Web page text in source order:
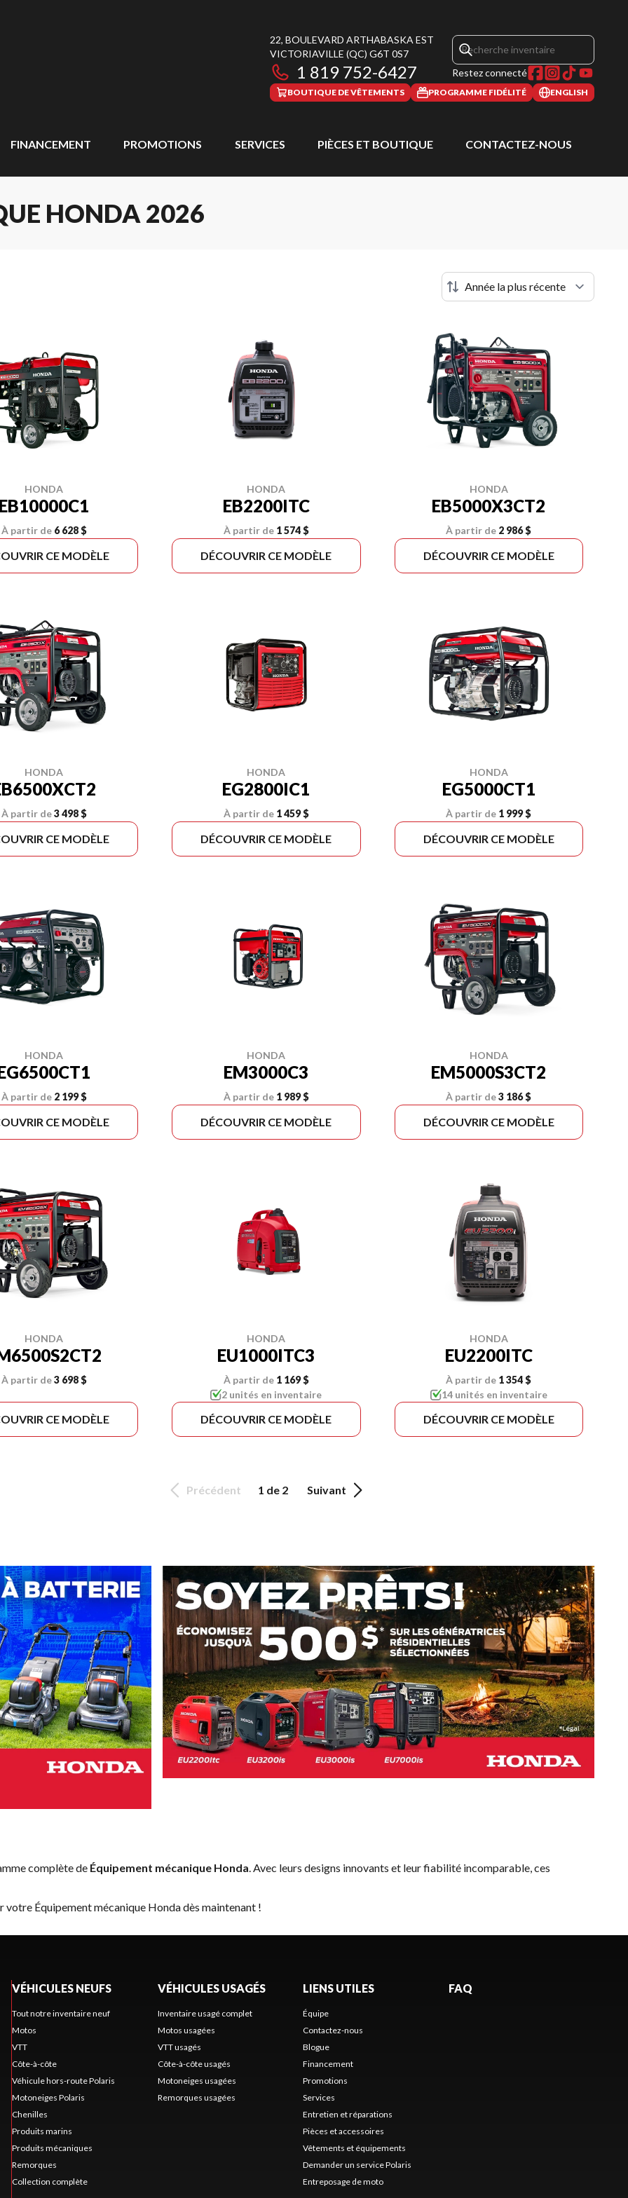
22, BOULEVARD ARTHABASKA EST
VICTORIAVILLE (QC) G6T 0S7
1 819 752-6427 Restez connecté
BOUTIQUE DE VÊTEMENTS PROGRAMME FIDÉLITÉ ENGLISH
FINANCEMENT PROMOTIONS SERVICES PIÈCES ET BOUTIQUE CONTACTEZ-NOUS
HONDA 2026
HONDA
À partir de 6 628 $
CE MODÈLE
HONDA
EB2200ITC
À partir de 1 574 $
DÉCOUVRIR CE MODÈLE
HONDA
EB5000X3CT2
À partir de 2 986 $
DÉCOUVRIR CE MODÈLE
HONDA
À partir de3 498 $
CE MODÈLE
HONDA
EG2800IC1
À partir de 1 459 $
DÉCOUVRIR CE MODÈLE
HONDA
EG5000CT1
À partir de 1 999 $
DÉCOUVRIR CE MODÈLE
HONDA
À partir de 2 199 $
CE MODÈLE
HONDA
EM3000C3
À partir de 1 989 $
DÉCOUVRIR CE MODÈLE
HONDA
EM5000S3CT2
À partir de3 186 $
DÉCOUVRIR CE MODÈLE
HONDA
À partir de3 698 $
CE MODÈLE
HONDA
EU1000ITC3
À partir de 1 169 $
2 unités en inventaire
DÉCOUVRIR CE MODÈLE
HONDA
EU2200ITC
À partir de 1 354 $
14 unités en inventaire
DÉCOUVRIR CE MODÈLE
Précédent 1 de 2 Suivant
complète de Équipement mécanique Honda . Avec leurs designs innovants et leur fiabilité incomparable, ces
votre Équipement mécanique Honda dès maintenant !
VÉHICULES NEUFS
Tout notre inventaire neuf
Motos
VTT
Côte-à-côte
Véhicule hors-route Polaris
Motoneiges Polaris
Chenilles
Produits marins
Produits mécaniques
Remorques
Collection complète
VÉHICULES USAGÉS
Inventaire usagé complet
Motos usagées
VTT usagés
Côte-à-côte usagés
Motoneiges usagées
Remorques usagées
LIENS UTILES
Équipe
Contactez-nous
Blogue
Financement
Promotions
Services
Entretien et réparations
Pièces et accessoires
Vêtements et équipements
Demander un service Polaris
Entreposage de moto
FAQ